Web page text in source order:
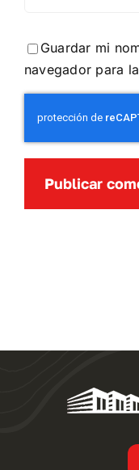
Guardar mi
navegador para